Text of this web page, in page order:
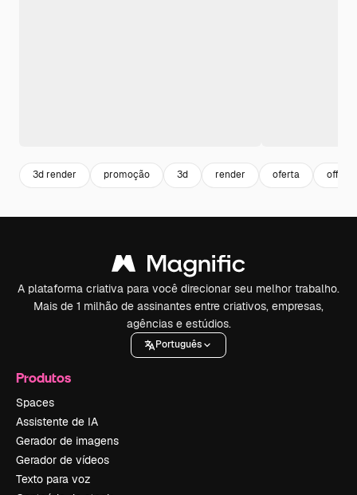
3d render promoção 3d render oferta offer
A plataforma criativa para você direcionar seu melhor trabalho.
Mais de 1 milhão de assinantes entre criativos, empresas,
agências e estúdios.
Português
Produtos
Spaces
Assistente de IA
Gerador de imagens
Gerador de vídeos
Texto para voz